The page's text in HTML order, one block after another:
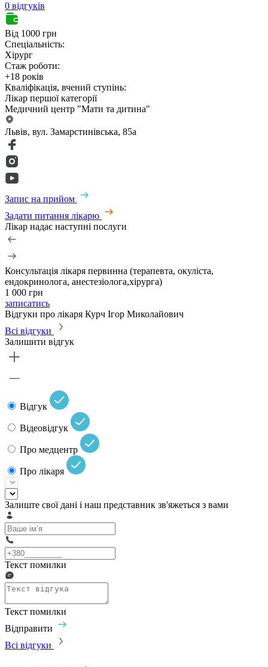
0 відгуків
Від 1000 грн
Спеціальність:
Хірург
Стаж роботи:
+18 років
Кваліфікація, вчений ступінь:
Лікар першої категорії
Медичний центр "Мати та дитина"
Львів, вул. Замарстинівська, 85а
Запис на прийом
Задати питання лікарю
Лікар надає наступні послуги
Консультація лікаря первинна (терапевта, окуліста,
ендокринолога, анестезіолога,хірурга)
1 000 грн
записатись
Відгуки про лікаря Курч Ігор Миколайович
Всі відгуки
Залишити відгук
Відгук
Відеовідгук
Про медцентр
Про лікаря
Залиште свої дані і наш представник зв'яжеться з вами
Текст помилки
Текст помилки
Відправити
Всі відгуки